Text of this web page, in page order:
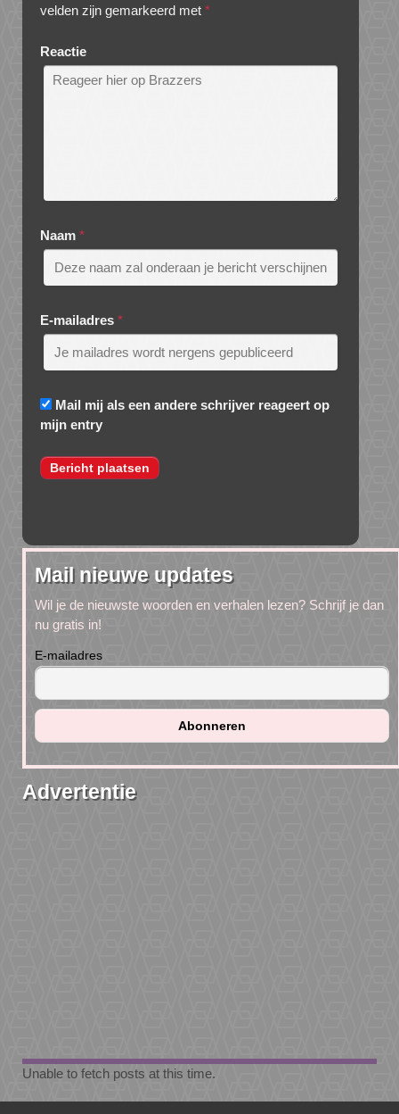
velden zijn gemarkeerd met *
Reactie
Naam *
E-mailadres *
Mail mij als een andere schrijver reageert op
mijn entry
Mail nieuwe updates
Wil je de nieuwste woorden en verhalen lezen? Schrijf je dan
nu gratis in!
E-mailadres
Advertentie
Unable to fetch posts at this time.